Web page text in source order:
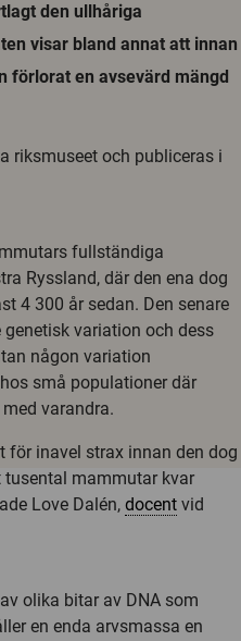
den ullhåriga
visar bland annat att innan
förlorat en avsevärd mängd
riksmuseet och publiceras i
fullständiga
Ryssland, där den ena dog
4 300 år sedan. Den senare
variation och dess
någon variation
små populationer där
varandra.
inavel strax innan den dog
mammutar kvar
Love Dalén, docent vid
olika bitar av DNA som
en enda arvsmassa en